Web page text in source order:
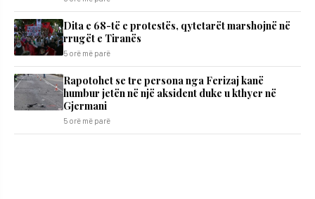
Dita e 68-të e protestës, qytetarët marshojnë në
rrugët e Tiranës
5 orë më parë
Rapotohet se tre persona nga Ferizaj kanë
humbur jetën në një aksident duke u kthyer në
Gjermani
5 orë më parë